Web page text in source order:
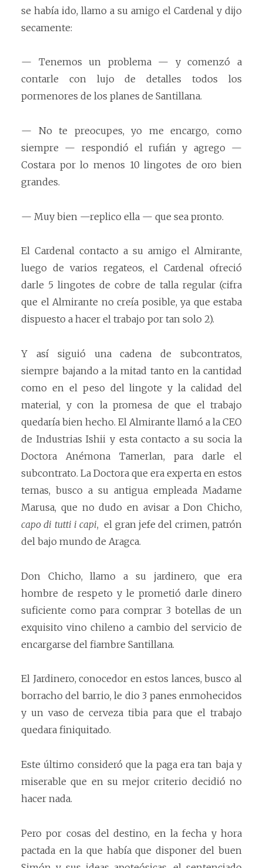
se había ido, llamo a su amigo el Cardenal y dijo
secamente:
— Tenemos un problema — y comenzó a
contarle con lujo de detalles todos los
pormenores de los planes de Santillana.
— No te preocupes, yo me encargo, como
siempre — respondió el rufián y agrego —
Costara por lo menos 10 lingotes de oro bien
grandes.
— Muy bien —replico ella — que sea pronto.
El Cardenal contacto a su amigo el Almirante,
luego de varios regateos, el Cardenal ofreció
darle 5 lingotes de cobre de talla regular (cifra
que el Almirante no creía posible, ya que estaba
dispuesto a hacer el trabajo por tan solo 2).
Y así siguió una cadena de subcontratos,
siempre bajando a la mitad tanto en la cantidad
como en el peso del lingote y la calidad del
material, y con la promesa de que el trabajo
quedaría bien hecho. El Almirante llamó a la CEO
de Industrias Ishii y esta contacto a su socia la
Doctora Anémona Tamerlan, para darle el
subcontrato. La Doctora que era experta en estos
temas, busco a su antigua empleada Madame
Marusa, que no dudo en avisar a Don Chicho,
capo di tutti i capi, el gran jefe del crimen, patrón
del bajo mundo de Aragca.
Don Chicho, llamo a su jardinero, que era
hombre de respeto y le prometió darle dinero
suficiente como para comprar 3 botellas de un
exquisito vino chileno a cambio del servicio de
encargarse del fiambre Santillana.
El Jardinero, conocedor en estos lances, busco al
borracho del barrio, le dio 3 panes enmohecidos
y un vaso de cerveza tibia para que el trabajo
quedara finiquitado.
Este último consideró que la paga era tan baja y
miserable que en su mejor criterio decidió no
hacer nada.
Pero por cosas del destino, en la fecha y hora
pactada en la que había que disponer del buen